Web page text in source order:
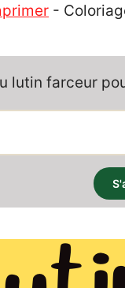
-
lutin farceur